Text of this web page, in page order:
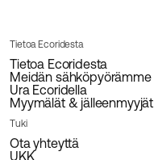
Tietoa Ecoridesta
Tietoa Ecoridesta
Meidän sähköpyörämme
Ura Ecoridella
Myymälät & jälleenmyyjät
Tuki
Ota yhteyttä
UKK